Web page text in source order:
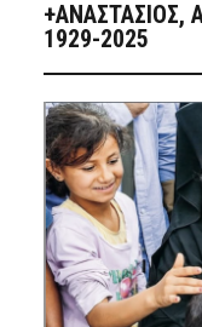
+ΑΝΑΣΤΆΣΙΟΣ,
1929-2025